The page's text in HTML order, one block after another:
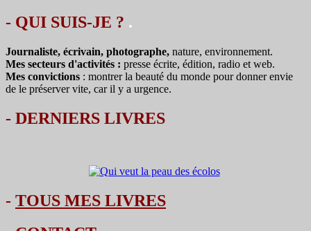
- QUI SUIS-JE ? .
Journaliste, écrivain, photographe, nature, environnement.
Mes secteurs d'activités : presse écrite, édition, radio et web.
Mes convictions : montrer la beauté du monde pour donner envie
de le préserver vite, car il y a urgence.
- DERNIERS LIVRES
- TOUS MES LIVRES